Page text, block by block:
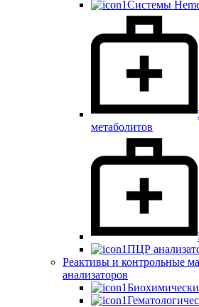
Системы
метаболитов
ПЦР
Реактивы и контрольные
анализаторов